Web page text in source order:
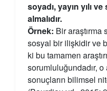
soyadı, yayın yılı
almalıdır.
Örnek: Bir araştırma
sosyal bir ilişkidir ve
ki bu tamamen
sorumluluğundadır, o
sonuçların bilimsel